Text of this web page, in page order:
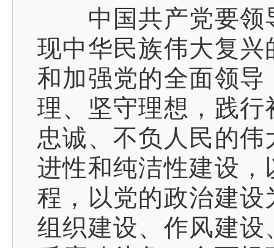
中国共产党要领
现中华民族伟大复
和加强党的全面领
理、坚守理想，践
忠诚、不负人民的
进性和纯洁性建设
程，以党的政治建
组织建设、作风建